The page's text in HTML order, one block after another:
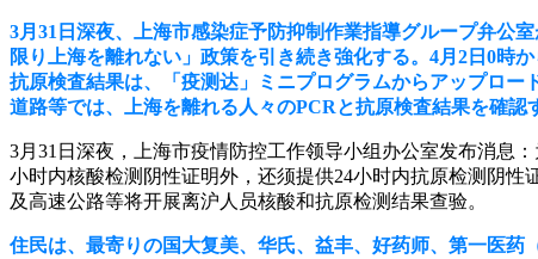
3月31日深夜、上海市感染症予防抑制作業指導グループ弁公
限り上海を離れない」政策を引き続き強化する。4月2日0時
抗原検査結果は、「疫测达」ミニプログラムからアップロ
道路等では、上海を離れる人々のPCRと抗原検査結果を確認
3月31日深夜，上海市疫情防控工作领导小组办公室发布消息
小时内核酸检测阴性证明外，还须提供24小时内抗原检测阴
及高速公路等将开展离沪人员核酸和抗原检测结果查验。
住民は、最寄りの国大复美、华氏、益丰、好药师、第一医